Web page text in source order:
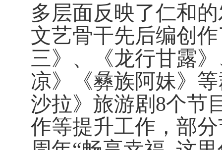
多层面反映了仁和
文艺骨干先后编创
三》、《龙行甘露
凉》《彝族阿妹》
沙拉》旅游剧 8个节
作等提升工作，部